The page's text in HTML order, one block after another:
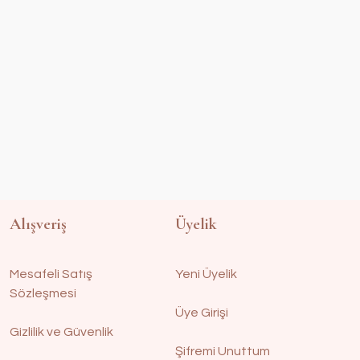
Alışveriş
Mesafeli Satış
Sözleşmesi
Gizlilik ve Güvenlik
Üyelik
Yeni Üyelik
Üye Girişi
Şifremi Unuttum